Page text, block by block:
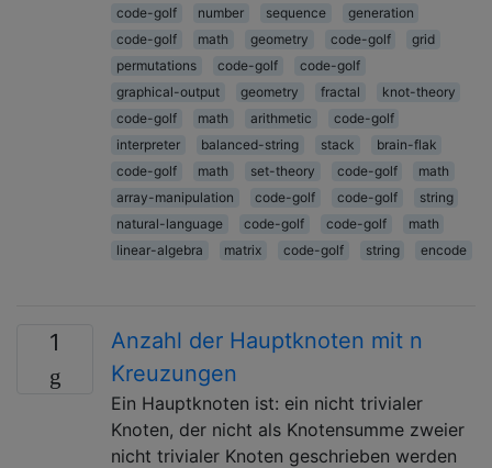
code-golf
number sequence
generation
code-golf
math geometry code-golf
grid
permutations
code-golf
code-golf
graphical-output
geometry fractal
knot-theory
code-golf
math arithmetic
code-golf
interpreter
balanced-string stack
brain-flak
code-golf
math set-theory code-golf
math
array-manipulation
code-golf code-golf
string
natural-language
code-golf code-golf
math
linear-algebra
matrix code-golf string encode
1
Anzahl der Hauptknoten mit n
Kreuzungen
Ein Hauptknoten ist: ein nicht trivialer
Knoten, der nicht als Knotensumme zweier
nicht trivialer Knoten geschrieben werden